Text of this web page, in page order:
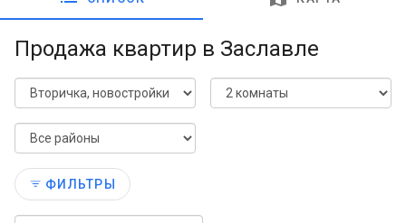
Продажа квартир в Заславле
ФИЛЬТРЫ